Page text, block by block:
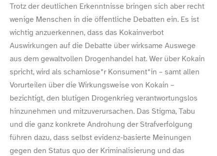
Trotz der deutlichen Erkenntnisse bringen sich aber recht
wenige Menschen in die öffentliche Debatten ein. Es ist
wichtig anzuerkennen, dass das Kokainverbot
Auswirkungen auf die Debatte über wirksame Auswege
aus dem gewaltvollen Drogenhandel hat. Wer über Kokain
spricht, wird als schamlose*r Konsument*in – samt allen
Vorurteilen über die Wirkungsweise von Kokain –
bezichtigt, den blutigen Drogenkrieg verantwortungslos
hinzunehmen und mitzuverursachen. Das Stigma, Tabu
und die ganz konkrete Androhung der Strafverfolgung
führen dazu, dass selbst evidenz-​basierte Meinungen
gegen den Status quo der Kriminalisierung und das